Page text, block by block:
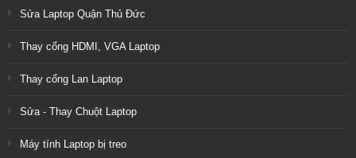
Sửa Laptop Quận Thủ Đức
Thay cổng HDMI, VGA Laptop
Thay cổng Lan Laptop
Sửa - Thay Chuột Laptop
Máy tính Laptop bị treo